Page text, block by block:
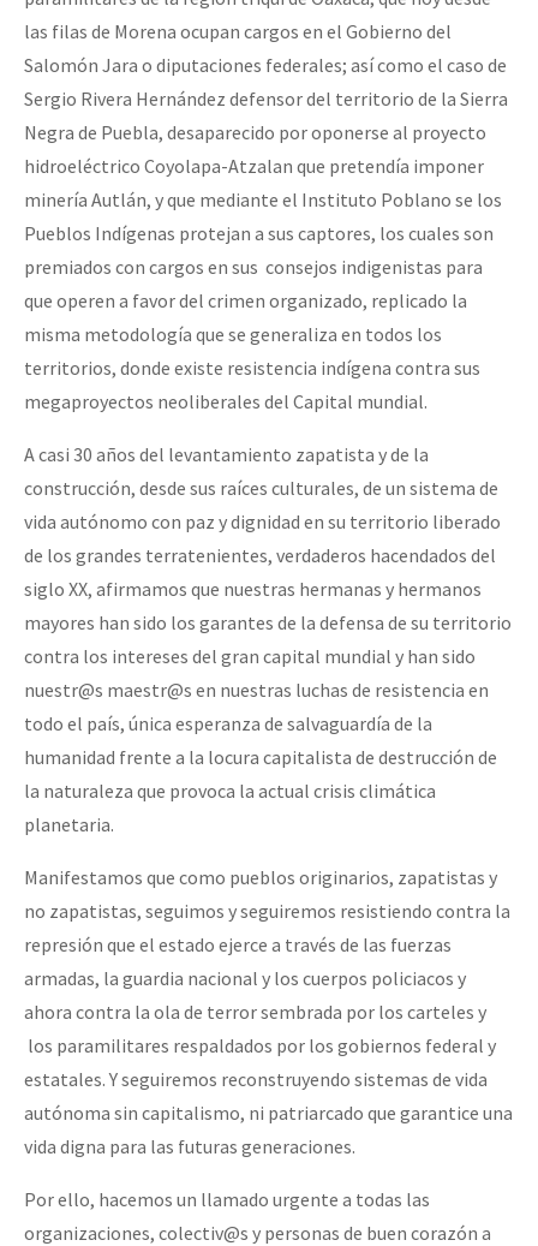
las filas de Morena ocupan cargos en el Gobierno del
Salomón Jara o diputaciones federales; así como el caso de
Sergio Rivera Hernández defensor del territorio de la Sierra
Negra de Puebla, desaparecido por oponerse al proyecto
hidroeléctrico Coyolapa-Atzalan que pretendía imponer
minería Autlán, y que mediante el Instituto Poblano se los
Pueblos Indígenas protejan a sus captores, los cuales son
premiados con cargos en sus consejos indigenistas para
que operen a favor del crimen organizado, replicado la
misma metodología que se generaliza en todos los
territorios, donde existe resistencia indígena contra sus
megaproyectos neoliberales del Capital mundial.
A casi 30 años del levantamiento zapatista y de la
construcción, desde sus raíces culturales, de un sistema de
vida autónomo con paz y dignidad en su territorio liberado
de los grandes terratenientes, verdaderos hacendados del
siglo XX, afirmamos que nuestras hermanas y hermanos
mayores han sido los garantes de la defensa de su territorio
contra los intereses del gran capital mundial y han sido
nuestr@s maestr@s en nuestras luchas de resistencia en
todo el país, única esperanza de salvaguardía de la
humanidad frente a la locura capitalista de destrucción de
la naturaleza que provoca la actual crisis climática
planetaria.
Manifestamos que como pueblos originarios, zapatistas y
no zapatistas, seguimos y seguiremos resistiendo contra la
represión que el estado ejerce a través de las fuerzas
armadas, la guardia nacional y los cuerpos policiacos y
ahora contra la ola de terror sembrada por los carteles y
los paramilitares respaldados por los gobiernos federal y
estatales. Y seguiremos reconstruyendo sistemas de vida
autónoma sin capitalismo, ni patriarcado que garantice una
vida digna para las futuras generaciones.
Por ello, hacemos un llamado urgente a todas las
organizaciones, colectiv@s y personas de buen corazón a